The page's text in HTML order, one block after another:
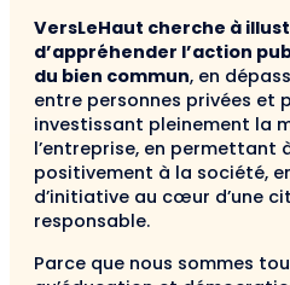
VersLeHaut cherche à
d’appréhender l’action
du bien commun, en
entre personnes privées et
investissant pleinement la
l’entreprise, en permettant
positivement à la société,
d’initiative au cœur d’une
responsable.
Parce que nous sommes